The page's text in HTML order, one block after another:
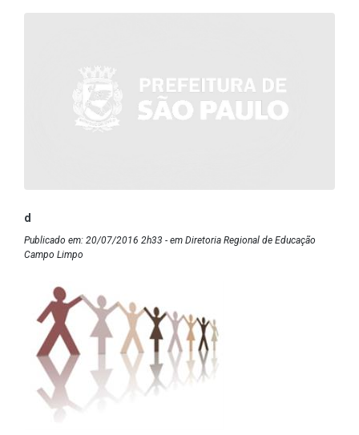
d
Publicado em: 20/07/2016 2h33 - em Diretoria Regional de Educação
Campo Limpo